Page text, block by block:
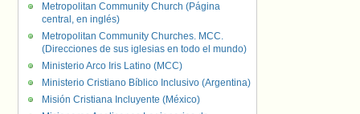
Metropolitan Community Church (Página
central, en inglés)
Metropolitan Community Churches. MCC.
(Direcciones de sus iglesias en todo el mundo)
Ministerio Arco Iris Latino (MCC)
Ministerio Cristiano Bíblico Inclusivo (Argentina)
Misión Cristiana Incluyente (México)